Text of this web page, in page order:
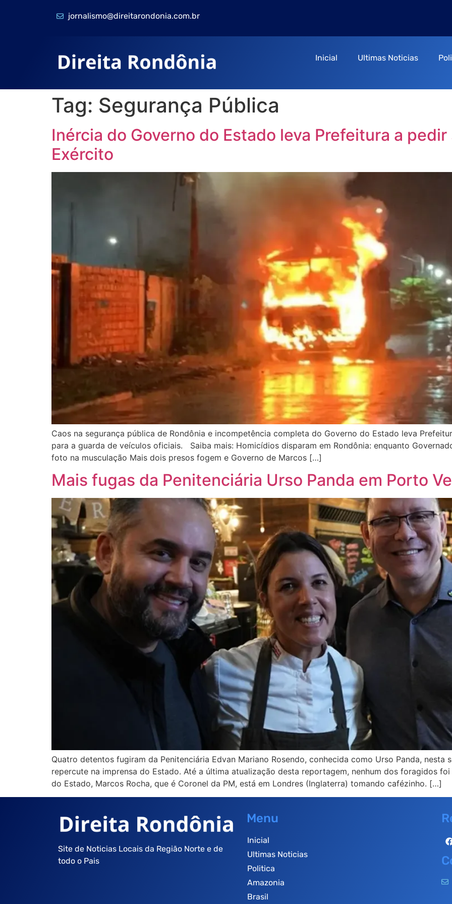
jornalismo@direitarondonia.com.br
Inicial Ultimas Noticias
Tag: Segurança Pública
Inércia do Governo do Estado leva Prefeitura a
Exército
Caos na segurança pública de Rondônia e incompetência completa do Governo do Estado leva
para a guarda de veículos oficiais. Saiba mais: Homicídios disparam em Rondônia: enquanto
foto na musculação Mais dois presos fogem e Governo de Marcos […]
Mais fugas da Penitenciária Urso Panda em Porto
Quatro detentos fugiram da Penitenciária Edvan Mariano Rosendo, conhecida como Urso Panda,
repercute na imprensa do Estado. Até a última atualização desta reportagem, nenhum dos foragidos
do Estado, Marcos Rocha, que é Coronel da PM, está em Londres (Inglaterra) tomando cafézinho. […]
Site de Noticias Locais da Região Norte e de
todo o Pais
Menu
Inicial
Ultimas Noticias
Politica
Amazonia
Brasil